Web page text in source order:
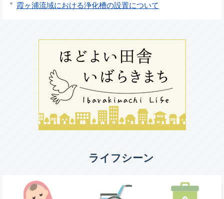
霞ヶ浦流域における浄化槽の設置について
ライフシーン